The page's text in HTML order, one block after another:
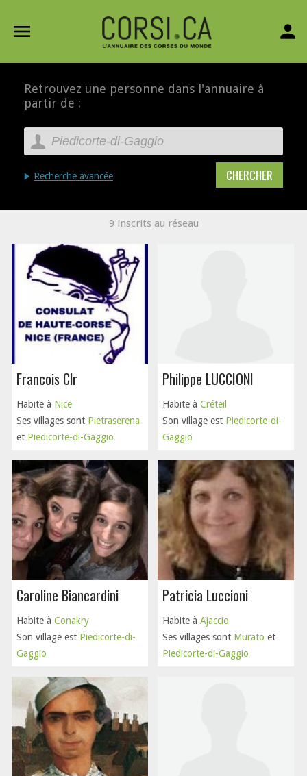
menu person
Retrouvez une personne dans l'annuaire à
partir de :
Recherche avancée
9 inscrits au réseau
Francois Clr
Habite à Nice
Ses villages sont Pietraserena
et Piedicorte-di-Gaggio
Philippe LUCCIONI
Habite à Créteil
Son village est Piedicorte-di-
Gaggio
Caroline Biancardini
Habite à Conakry
Son village est Piedicorte-di-
Gaggio
Patricia Luccioni
Habite à Ajaccio
Ses villages sont Murato et
Piedicorte-di-Gaggio